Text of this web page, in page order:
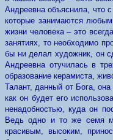
Андреевна объяснила, что
которые занимаются любым
жизни человека – это
занятиях, то необходимо
бы ни делал художник, он
Андреевна отучилась в
образование керамиста,
Талант, данный от Бога,
как он будет его
ненадобностью, куда он
Ведь одно и то же семя
красивым, высоким,